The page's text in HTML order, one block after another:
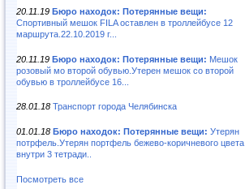
20.11.19 Бюро находок: Потерянные вещи:
Спортивный мешок FILA оставлен в троллейбусе 12
маршрута.22.10.2019 г...
20.11.19 Бюро находок: Потерянные вещи: Мешок
розовый мо второй обувью.Утерен мешок со второй
обувью в троллейбусе 16...
28.01.18 Транспорт города Челябинска
01.01.18 Бюро находок: Потерянные вещи: Утерян
потрфель.Утерян портфель бежево-коричневого цвета ,
внутри 3 тетради..
Посмотреть все